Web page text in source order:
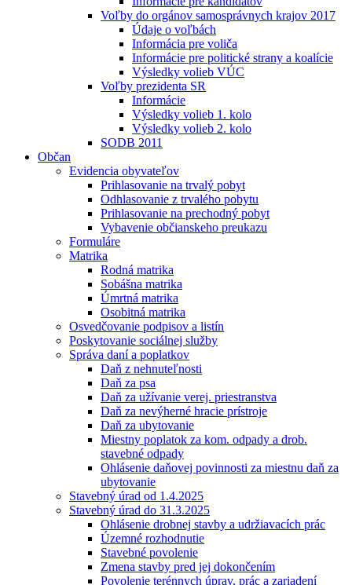
Voľby do orgánov samosprávnych krajov 2017
Údaje o voľbách
Informácia pre voliča
Informácie pre politické strany a koalície
Výsledky volieb VÚC
Voľby prezidenta SR
Informácie
Výsledky volieb 1. kolo
Výsledky volieb 2. kolo
SODB 2011
Občan
Evidencia obyvateľov
Prihlasovanie na trvalý pobyt
Odhlasovanie z trvalého pobytu
Prihlasovanie na prechodný pobyt
Vybavenie občianskeho preukazu
Formuláre
Matrika
Rodná matrika
Sobášna matrika
Úmrtná matrika
Osobitná matrika
Osvedčovanie podpisov a listín
Poskytovanie sociálnej služby
Správa daní a poplatkov
Daň z nehnuteľnosti
Daň za psa
Daň za užívanie verej. priestranstva
Daň za nevýherné hracie prístroje
Daň za ubytovanie
Miestny poplatok za kom. odpady a drob.
stavebné odpady
Ohlásenie daňovej povinnosti za miestnu daň za
ubytovanie
Stavebný úrad od 1.4.2025
Stavebný úrad do 31.3.2025
Ohlásenie drobnej stavby a udržiavacích prác
Územné rozhodnutie
Stavebné povolenie
Zmena stavby pred jej dokončením
Povolenie terénnych úprav, prác a zariadení